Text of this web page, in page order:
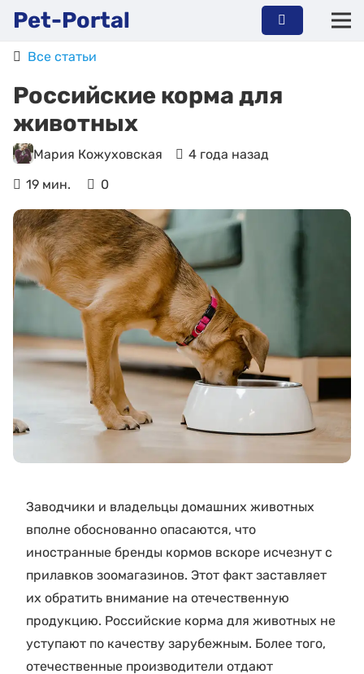
Pet-Portal
Все статьи
Российские корма для
животных
Мария Кожуховская
4 года назад
19 мин.
0
Заводчики и владельцы домашних животных
вполне обоснованно опасаются, что
иностранные бренды кормов вскоре исчезнут с
прилавков зоомагазинов. Этот факт заставляет
их обратить внимание на отечественную
продукцию. Российские корма для животных не
уступают по качеству зарубежным. Более того,
отечественные производители отдают